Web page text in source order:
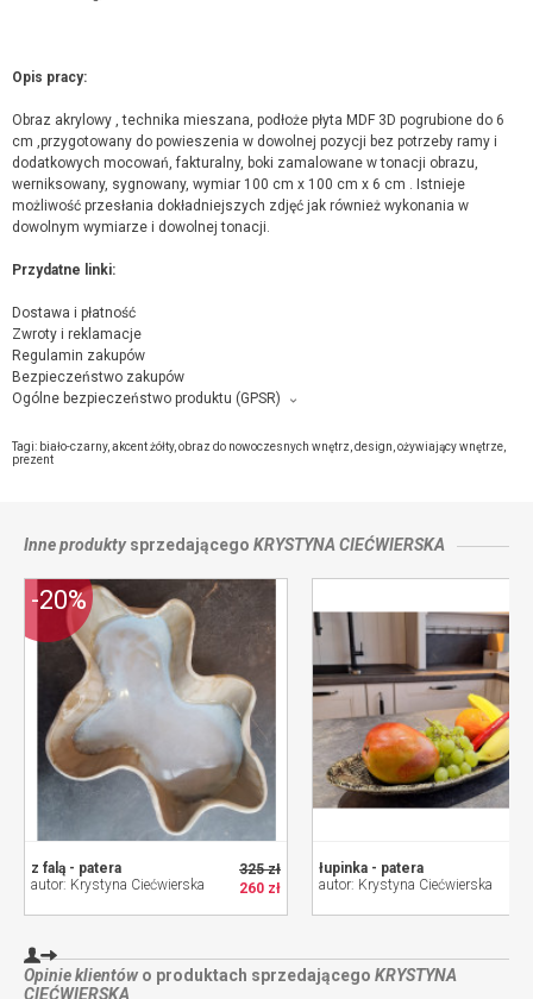
Opis pracy:
Obraz akrylowy , technika mieszana, podłoże płyta MDF 3D pogrubione do 6
cm ,przygotowany do powieszenia w dowolnej pozycji bez potrzeby ramy i
dodatkowych mocowań, fakturalny, boki zamalowane w tonacji obrazu,
werniksowany, sygnowany, wymiar 100 cm x 100 cm x 6 cm . Istnieje
możliwość przesłania dokładniejszych zdjęć jak również wykonania w
dowolnym wymiarze i dowolnej tonacji.
Przydatne linki:
Dostawa i płatność
Zwroty i reklamacje
Regulamin zakupów
Bezpieczeństwo zakupów
Ogólne bezpieczeństwo produktu (GPSR)
Krystyna Ciećwierska, Ziemi 3, 78-100 Kołobrzeg, kontakt ze sprzedającym
Tagi: biało-czarny, akcent żółty, obraz do nowoczesnych wnętrz design ożywiający wnętrze
prezent
Inne produktysprzedającego KRYSTYNA CIEĆWIERSKA
325 zł
260 zł
z falą - patera
autor: Krystyna Ciećwierska
-20%
łupinka - patera
autor: Krystyna Ciećwierska
Opinie klientów o produktach sprzedającego KRYSTYNA
CIEĆWIERSKA